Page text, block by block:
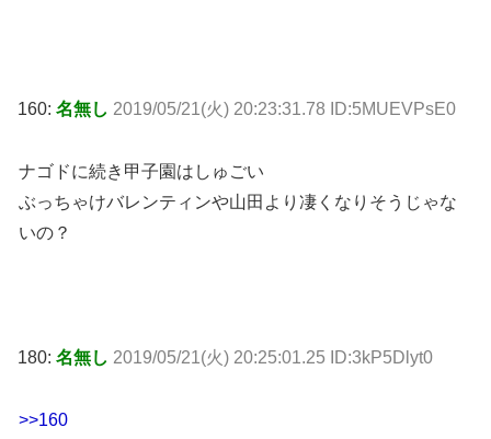
160: 名無し 2019/05/21(火) 20:23:31.78 ID:5MUEVPsE0
ナゴドに続き甲子園はしゅごい
ぶっちゃけバレンティンや山田より凄くなりそうじゃな
いの？
180: 名無し 2019/05/21(火) 20:25:01.25 ID:3kP5Dlyt0
>>160